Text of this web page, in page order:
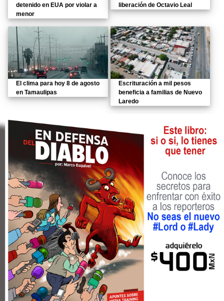
detenido en EUA por violar a
menor
liberación de Octavio Leal
El clima para hoy 8 de agosto
en Tamaulipas
Escrituración a mil pesos
beneficia a familias de Nuevo
Laredo